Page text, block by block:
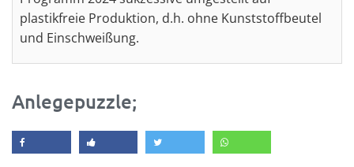
plastikfreie Produktion, d.h. ohne Kunststoffbeutel
und Einschweißung.
Anlegepuzzle;